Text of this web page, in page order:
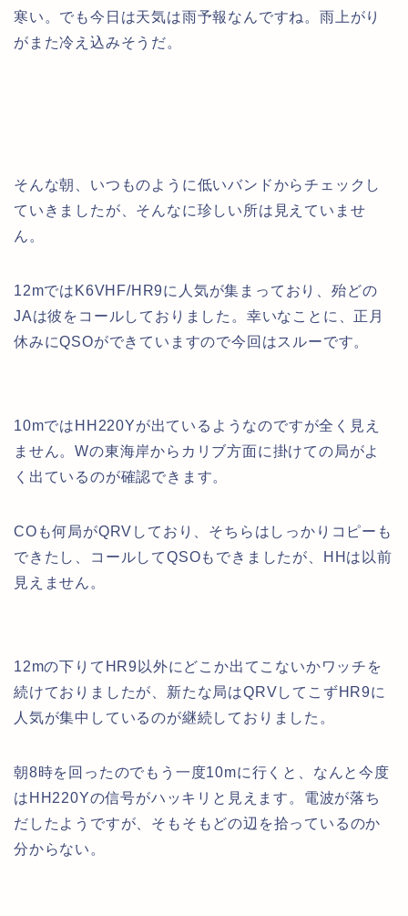
寒い。でも今日は天気は雨予報なんですね。雨上がり
がまた冷え込みそうだ。
そんな朝、いつものように低いバンドからチェックし
ていきましたが、そんなに珍しい所は見えていませ
ん。
12mではK6VHF/HR9に人気が集まっており、殆どの
JAは彼をコールしておりました。幸いなことに、正月
休みにQSOができていますので今回はスルーです。
10mではHH220Yが出ているようなのですが全く見え
ません。Wの東海岸からカリブ方面に掛けての局がよ
く出ているのが確認できます。
COも何局がQRVしており、そちらはしっかりコピーも
できたし、コールしてQSOもできましたが、HHは以前
見えません。
12mの下りてHR9以外にどこか出てこないかワッチを
続けておりましたが、新たな局はQRVしてこずHR9に
人気が集中しているのが継続しておりました。
朝8時を回ったのでもう一度10mに行くと、なんと今度
はHH220Yの信号がハッキリと見えます。電波が落ち
だしたようですが、そもそもどの辺を拾っているのか
分からない。